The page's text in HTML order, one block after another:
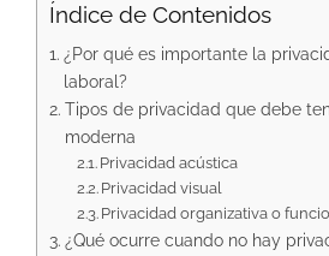
Índice de Contenidos
¿Por qué es importante la
laboral?
Tipos de privacidad que debe
moderna
Privacidad acústica
Privacidad visual
Privacidad organizativa o
¿Qué ocurre cuando no hay